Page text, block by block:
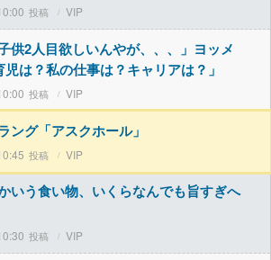
VIP
供2人目欲しいんやが、、、」ヨッメ
児は？私の仕事は？キャリアは？」
VIP
ング「アスクホール」
VIP
いう食い物、いくらなんでも旨すぎへ
VIP